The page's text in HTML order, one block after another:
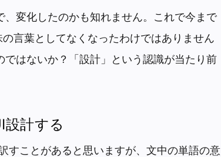
変化したのかも知れません。これで今まで
言葉としてなくなったわけではありません
はないか？「設計」という認識が当たり前
計する
すことがあると思いますが、文中の単語の意